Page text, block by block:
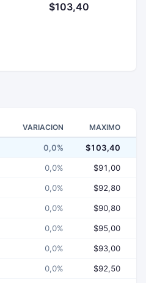
$103,40
VARIACION MAXIMO
0,0% $103,40
0,0% $91,00
0,0% $92,80
0,0% $90,80
0,0% $95,00
0,0% $93,00
0,0% $92,50